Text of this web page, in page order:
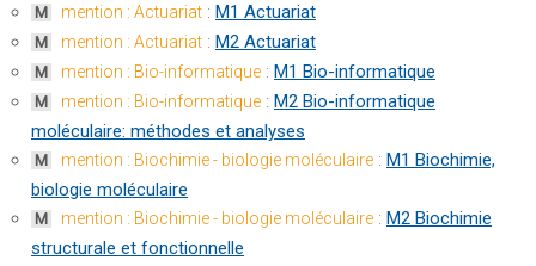
M mention : Actuariat : M1 Actuariat
M mention : Actuariat : M2 Actuariat
M mention : Bio-informatique : M1 Bio-informatique
M mention : Bio-informatique : M2 Bio-informatique
moléculaire: méthodes et analyses
M mention : Biochimie - biologie moléculaire : M1 Biochimie,
biologie moléculaire
M mention : Biochimie - biologie moléculaire : M2 Biochimie
structurale et fonctionnelle